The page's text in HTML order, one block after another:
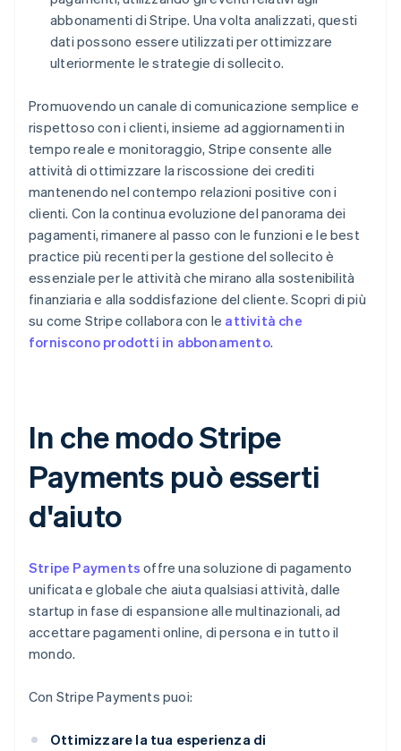
abbonamenti di Stripe. Una volta analizzati, questi
dati possono essere utilizzati per ottimizzare
ulteriormente le strategie di sollecito.
Promuovendo un canale di comunicazione semplice e
rispettoso con i clienti, insieme ad aggiornamenti in
tempo reale e monitoraggio, Stripe consente alle
attività di ottimizzare la riscossione dei crediti
mantenendo nel contempo relazioni positive con i
clienti. Con la continua evoluzione del panorama dei
pagamenti, rimanere al passo con le funzioni e le best
practice più recenti per la gestione del sollecito è
essenziale per le attività che mirano alla sostenibilità
finanziaria e alla soddisfazione del cliente. Scopri di più
su come Stripe collabora con le attività che
forniscono prodotti in abbonamento.
In che modo Stripe
Payments può esserti
d'aiuto
Stripe Payments offre una soluzione di pagamento
unificata e globale che aiuta qualsiasi attività, dalle
startup in fase di espansione alle multinazionali, ad
accettare pagamenti online, di persona e in tutto il
mondo.
Con Stripe Payments puoi:
Ottimizzare la tua esperienza di